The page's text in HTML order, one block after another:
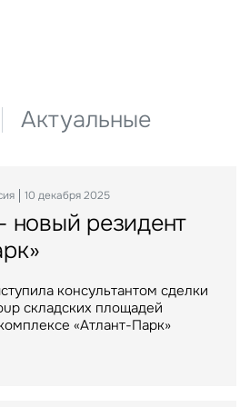
Актуальные
10 декабря 2025
новый резидент
консультантом сделки
складских площадей
«Атлант-Парк»
21 декабря 2021
стала новым
Comcity
составила около 1,7 тыс.
“Браво”
Россия 29 сентября 2023
«МЕГА»
активом
консультантом
рынка сделки
Газпромбанк сети
в России